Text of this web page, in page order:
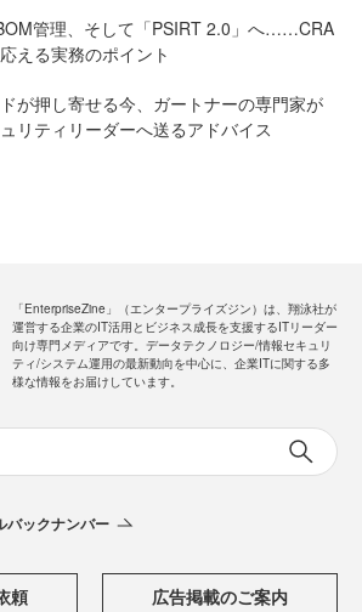
管理、そして「PSIRT 2.0」へ……CRA
える実務のポイント
が押し寄せる今、ガートナーの専門家が
リティリーダーへ送るアドバイス
「EnterpriseZine」（エンタープライズジン）は、翔泳社が
運営する企業のIT活用とビジネス成長を支援するITリーダー
向け専門メディアです。データテクノロジー/情報セキュリ
ティ/システム運用の最新動向を中心に、企業ITに関する多
様な情報をお届けしています。
バックナンバー
頼 広告掲載のご案内